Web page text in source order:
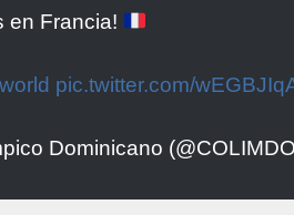
en Francia!
pic.twitter.com/
Dominicano